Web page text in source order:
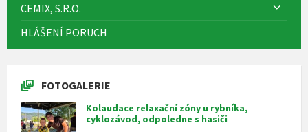
CEMIX, S.R.O.
HLÁŠENÍ PORUCH
FOTOGALERIE
Kolaudace relaxační zóny u rybníka,
cyklozávod, odpoledne s hasiči